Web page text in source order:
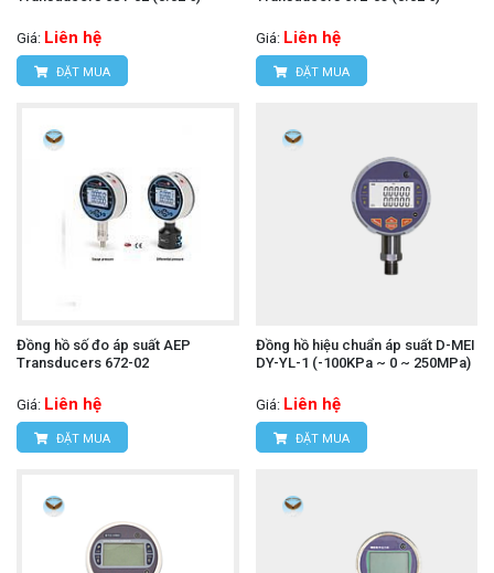
Giá: Liên hệ
ĐẶT MUA
Giá: Liên hệ
ĐẶT MUA
Đồng hồ số đo áp suất AEP
Transducers 672-02
Giá: Liên hệ
ĐẶT MUA
Đồng hồ hiệu chuẩn áp suất D-MEI
DY-YL-1 (-100KPa ~ 0 ~ 250MPa)
Giá: Liên hệ
ĐẶT MUA